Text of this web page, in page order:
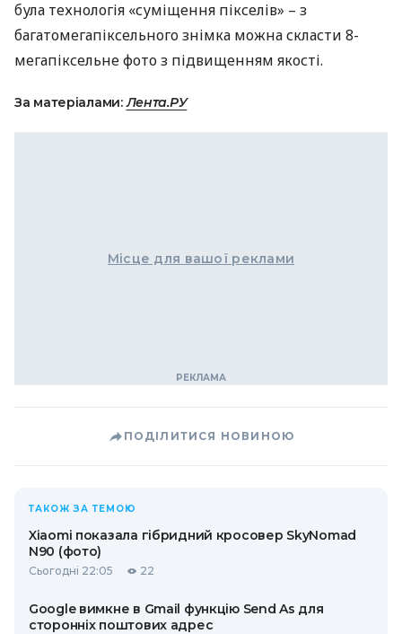
була технологія «суміщення пікселів» – з
багатомегапіксельного знімка можна скласти 8-
мегапіксельне фото з підвищенням якості.
За матеріалами:Лента.РУ
Місце для вашої реклами
ПОДІЛИТИСЯ НОВИНОЮ
ТАКОЖ ЗА ТЕМОЮ
Xiaomi показала гібридний кросовер SkyNomad
N90 (фото)
Сьогодні 22:05 22
Google вимкне в Gmail функцію Send As для
сторонніх поштових адрес